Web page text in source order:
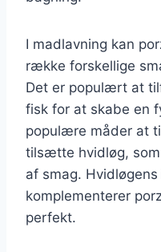
I madlavning kan
række forskellige
Det er populært at
fisk for at skabe en
populære måder at
tilsætte hvidløg,
af smag.
komplementerer
perfekt.